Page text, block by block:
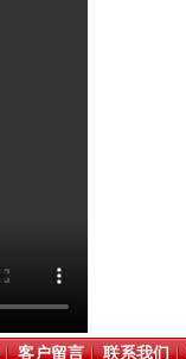
客户留言 联系我们